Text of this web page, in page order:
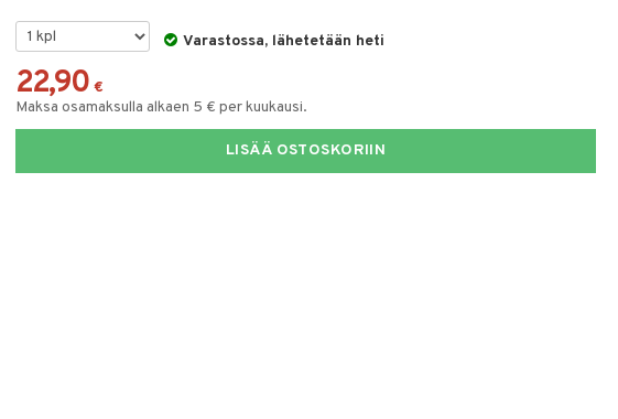
Varastossa, lähetetään heti
22,90 €
Maksa osamaksulla alkaen 5 € per kuukausi.
LISÄÄ OSTOSKORIIN